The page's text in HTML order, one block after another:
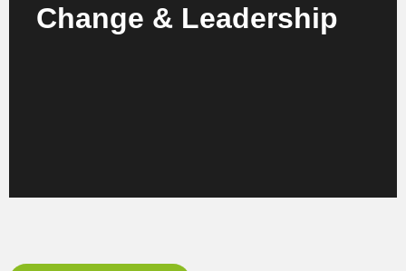
Change & Leadership
Wir begleiten Ihre Teams auf dem Weg zu KI-